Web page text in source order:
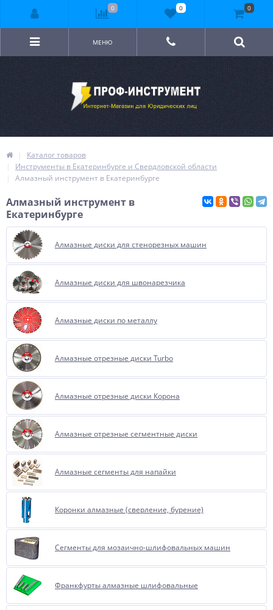
МЕНЮ
Каталог товаров
Инструменты в Екатеринбурге и Свердловской области
Алмазный инструмент в Екатеринбурге
Алмазный инструмент в
Екатеринбурге
Алмазные диски для стенорезных машин
Алмазные диски для швонарезчика
Алмазные диски по металлу
Алмазные отрезные диски Turbo
Алмазные отрезные диски Корона
Алмазные отрезные сегментные диски
Алмазные сегменты для напайки
Коронки алмазные (сверление, бурение)
Сегменты для мозаично-шлифовальных машин
Франкфурты алмазные шлифовальные
0 0 0